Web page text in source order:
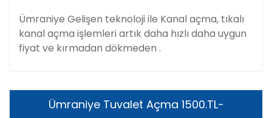
Ümraniye Gelişen teknoloji ile Kanal açma, tıkalı
kanal açma işlemleri artık daha hızlı daha uygun
fiyat ve kırmadan dökmeden .
Ümraniye Tuvalet Açma 1500.TL-